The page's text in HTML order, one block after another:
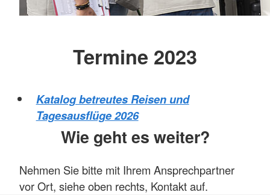
Termine 2023
Katalog betreutes Reisen und
Tagesausflüge 2026
Wie geht es weiter?
Nehmen Sie bitte mit Ihrem Ansprechpartner
vor Ort, siehe oben rechts, Kontakt auf.